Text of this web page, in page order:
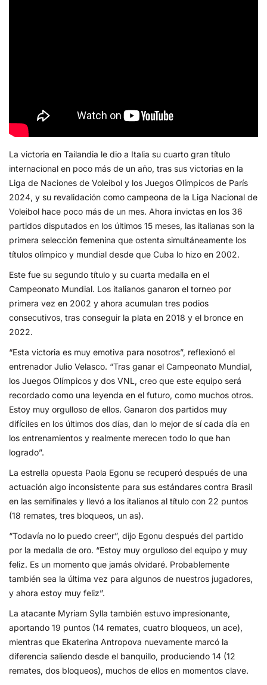
La victoria en Tailandia le dio a Italia su cuarto gran título
internacional en poco más de un año, tras sus victorias en la
Liga de Naciones de Voleibol y los Juegos Olímpicos de París
2024, y su revalidación como campeona de la Liga Nacional de
Voleibol hace poco más de un mes. Ahora invictas en los 36
partidos disputados en los últimos 15 meses, las italianas son la
primera selección femenina que ostenta simultáneamente los
títulos olímpico y mundial desde que Cuba lo hizo en 2002.
Este fue su segundo título y su cuarta medalla en el
Campeonato Mundial. Los italianos ganaron el torneo por
primera vez en 2002 y ahora acumulan tres podios
consecutivos, tras conseguir la plata en 2018 y el bronce en
2022.
“Esta victoria es muy emotiva para nosotros”, reflexionó el
entrenador Julio Velasco. “Tras ganar el Campeonato Mundial,
los Juegos Olímpicos y dos VNL, creo que este equipo será
recordado como una leyenda en el futuro, como muchos otros.
Estoy muy orgulloso de ellos. Ganaron dos partidos muy
difíciles en los últimos dos días, dan lo mejor de sí cada día en
los entrenamientos y realmente merecen todo lo que han
logrado”.
La estrella opuesta Paola Egonu se recuperó después de una
actuación algo inconsistente para sus estándares contra Brasil
en las semifinales y llevó a los italianos al título con 22 puntos
(18 remates, tres bloqueos, un as).
“Todavía no lo puedo creer”, dijo Egonu después del partido
por la medalla de oro. “Estoy muy orgulloso del equipo y muy
feliz. Es un momento que jamás olvidaré. Probablemente
también sea la última vez para algunos de nuestros jugadores,
y ahora estoy muy feliz”.
La atacante Myriam Sylla también estuvo impresionante,
aportando 19 puntos (14 remates, cuatro bloqueos, un ace),
mientras que Ekaterina Antropova nuevamente marcó la
diferencia saliendo desde el banquillo, produciendo 14 (12
remates, dos bloqueos), muchos de ellos en momentos clave.